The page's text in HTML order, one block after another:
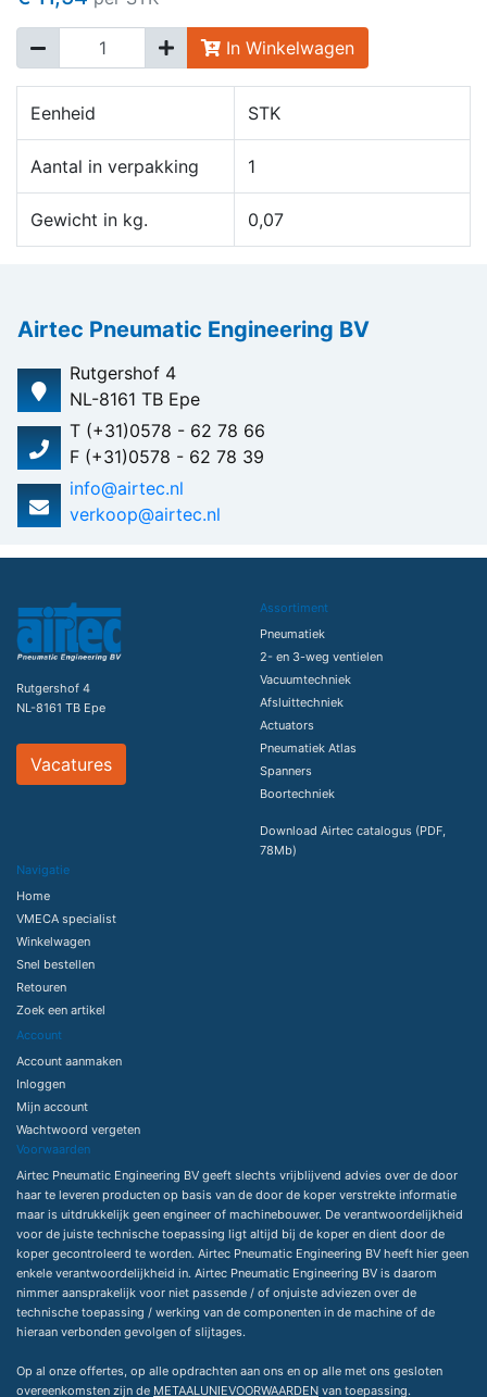
In Winkelwagen
Eenheid STK
Aantal in verpakking 1
Gewicht in kg. 0,07
Airtec Pneumatic Engineering BV
Rutgershof 4
NL-8161 TB Epe
T (+31)0578 - 62 78 66
F (+31)0578 - 62 78 39
info@airtec.nl
verkoop@airtec.nl
Rutgershof 4
NL-8161 TB Epe
Vacatures
Assortiment
Pneumatiek
2- en 3-weg ventielen
Vacuumtechniek
Afsluittechniek
Actuators
Pneumatiek Atlas
Spanners
Boortechniek
Download Airtec catalogus (PDF,
78Mb)
Navigatie
Home
VMECA specialist
Winkelwagen
Snel bestellen
Retouren
Zoek een artikel
Account
Account aanmaken
Inloggen
Mijn account
Wachtwoord vergeten
Voorwaarden
Airtec Pneumatic Engineering BV geeft slechts vrijblijvend advies over de door
haar te leveren producten op basis van de door de koper verstrekte informatie
maar is uitdrukkelijk geen engineer of machinebouwer. De verantwoordelijkheid
voor de juiste technische toepassing ligt altijd bij de koper en dient door de
koper gecontroleerd te worden. Airtec Pneumatic Engineering BV heeft hier geen
enkele verantwoordelijkheid in. Airtec Pneumatic Engineering BV is daarom
nimmer aansprakelijk voor niet passende / of onjuiste adviezen over de
technische toepassing / werking van de componenten in de machine of de
hieraan verbonden gevolgen of slijtages.
Op al onze offertes, op alle opdrachten aan ons en op alle met ons gesloten
overeenkomsten zijn de METAALUNIEVOORWAARDEN van toepassing.